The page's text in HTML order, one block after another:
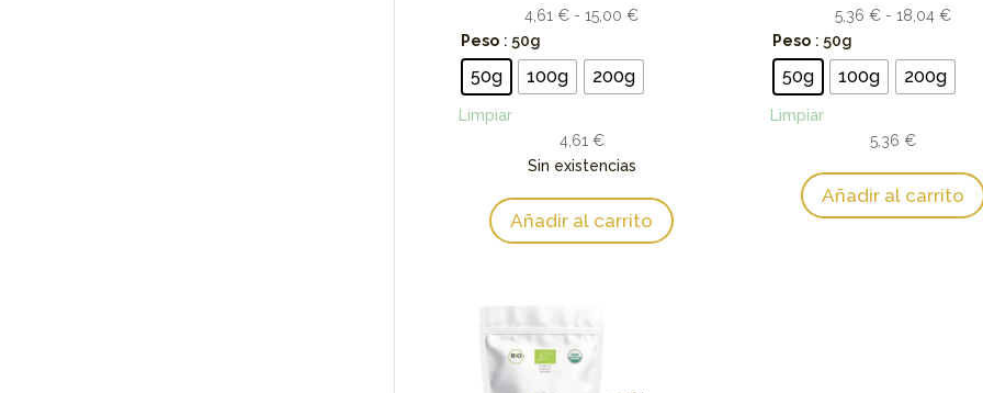
4,61€ - 15,00€Rango
precios:
desde
Peso : 50g
50g 100g 200g
Limpiar
4,61 €
Sin existencias
Añadir al carrito
5,36 € - 18,04 €
Peso : 50g
50g 100g 200g
Limpiar
5,36 €
Añadir al carrito